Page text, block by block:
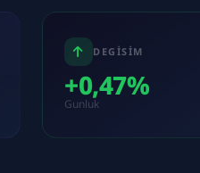
DEGISIM
+0,47%
Gunluk